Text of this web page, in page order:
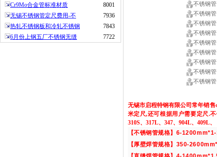
Cr9Mo合金管标准材质
8001
无锡不锈钢管定尺费用-不
7936
热轧不锈钢板和冷轧不锈钢
7843
6月份上钢五厂不锈钢无缝
7722
不锈钢管
不锈钢管
不锈钢管
不锈钢管
不锈钢管
不锈钢管
不锈钢管
不锈钢管
不锈钢管
无锡市启程特钢有限公司常年销售
米定尺,还可根据用户需要定尺.
310S、 317L、 347、 904L、 409L、
【不锈钢管规格】 6-1200mm*1
【厚壁焊管规格】 350-2600mm